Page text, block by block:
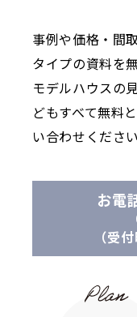
事例や価格・間
タイプの資料を
モデルハウスの
どもすべて無料
い合わせください
お電
（受